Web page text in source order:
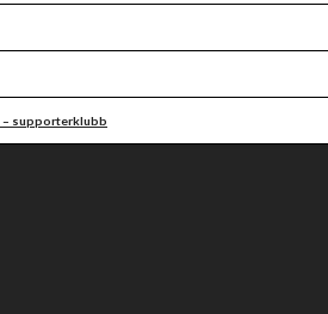
– supporterklubb